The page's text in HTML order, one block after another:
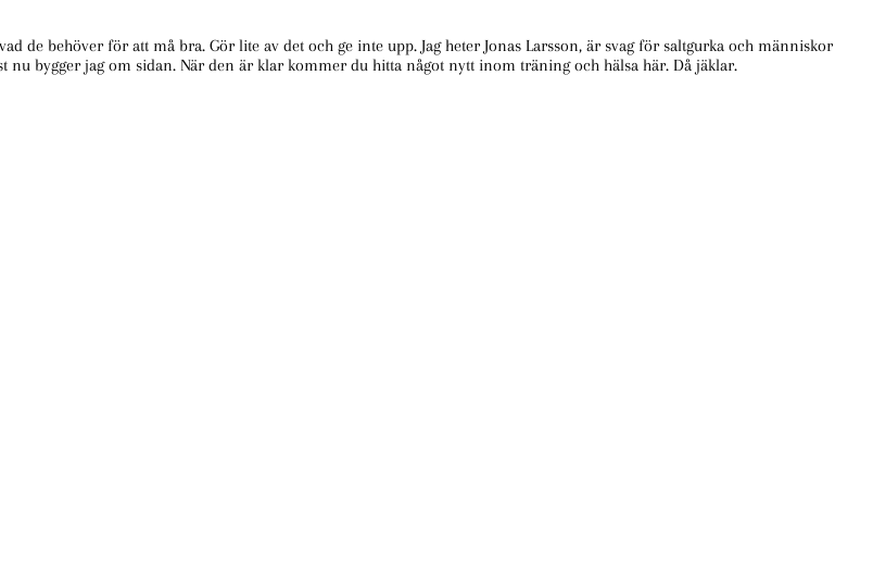
de behöver för att må bra. Gör lite av det och ge inte upp. Jag heter Jonas Larsson, är svag för saltgurka och människor
bygger jag om sidan. När den är klar kommer du hitta något nytt inom träning och hälsa här. Då jäklar.